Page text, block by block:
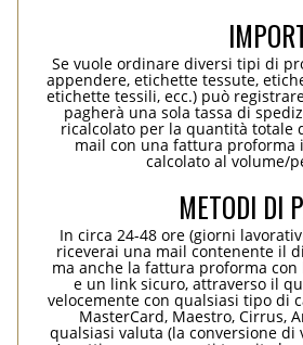
Se vuole ordinare diversi tipi di
appendere, etichette tessute,
etichette tessili, ecc.) può
pagherà una sola tassa di
ricalcolato per la quantità totale
mail con una fattura proforma
calcolato al volume/
METODI DI
In circa 24-48 ore (giorni
riceverai una mail contenente il
ma anche la fattura proforma
e un link sicuro, attraverso il
velocemente con qualsiasi tipo di
MasterCard, Maestro, Cirrus,
qualsiasi valuta (la conversione